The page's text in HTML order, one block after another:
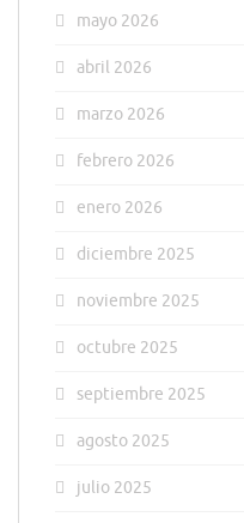
mayo 2026
abril 2026
marzo 2026
febrero 2026
enero 2026
diciembre 2025
noviembre 2025
octubre 2025
septiembre 2025
agosto 2025
julio 2025